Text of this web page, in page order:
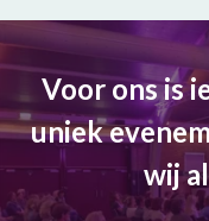
Voor ons is
uniek
wij